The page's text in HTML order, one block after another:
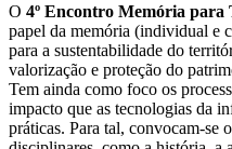
O 4º Encontro Memória para
papel da memória (individual e
para a sustentabilidade do
valorização e proteção do
Tem ainda como foco os
impacto que as tecnologias da
práticas. Para tal, convocam-se